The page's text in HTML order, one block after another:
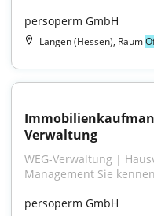
persoperm GmbH
Langen (Hessen), Raum
Verwaltung
WEG-Verwaltung |
Management Sie
persoperm GmbH